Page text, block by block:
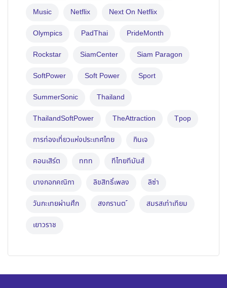
Music Netflix Next On Netflix
Olympics PadThai PrideMonth
Rockstar SiamCenter Siam Paragon
SoftPower Soft Power Sport
SummerSonic Thailand
ThailandSoftPower TheAttraction Tpop
การท่องเที่ยวแห่งประเทศไทย กินเจ
คอนเสิร์ต ททท ทีไทยทีมันส์
บางกอกคณิกา ลิขสิทธิ์เพลง ลิซ่า
วันกะเทยผ่านศึก สงกรานต ์ สมรสเท่าเทียม
เยาวราช